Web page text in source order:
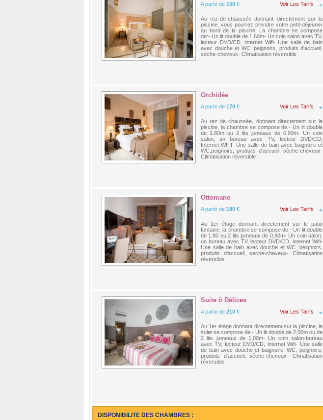
A partir de 150 € Voir Les Tarifs
Au rez-de-chaussée donnant directement sur la
piscine, vous pourrez prendre votre petit-déjeuner
au bord de la piscine. La chambre se compose
de:- Un lit double de 1.60m- Un coin salon avec TV,
lecteur DVD/CD, internet Wifi- Une salle de bain
avec douche et WC, peignoirs, produits d'accueil,
sèche-cheveux- Climatisation réversible
Orchidée
A partir de 170 € Voir Les Tarifs
Au rez de chaussée, donnant directement sur la
piscine, la chambre se compose de:- Un lit double
de 1.80m ou 2 lits jumeaux de 0.90m- Un coin
salon, un bureau avec TV, lecteur DVD/CD,
Internet WIFI- Une salle de bain avec baignoire et
WC,peignoirs, produits d'accueil, sèche-cheveux-
Climatisation réversible
Ottomane
A partir de 180 € Voir Les Tarifs
Au 1er étage donnant directement sur le patio
fontaine, la chambre se compose de:- Un lit double
de 1,80 ou 2 lits jumeaux de 0,90m- Un coin salon,
un bureau avec TV, lecteur DVD/CD, internet Wifi-
Une salle de bain avec douche et WC, peignoirs,
produits d'accueil, sèche-cheveux- Climatisation
réversible
Suite ô Délices
A partir de 210 € Voir Les Tarifs
Au 1er étage donnant directement sur la piscine, la
suite se compose de:- Un lit double de 2,00m ou de
2 lits jumeaux de 1,00m- Un coin salon-bureau
avec TV, lecteur DVD/CD, internet Wifi- Une salle
de bain avec douche et baignoire, WC, peignoirs,
produits d'accueil, sèche-cheveux- Climatisation
réversible
DISPONIBILITÉ DES CHAMBRES :